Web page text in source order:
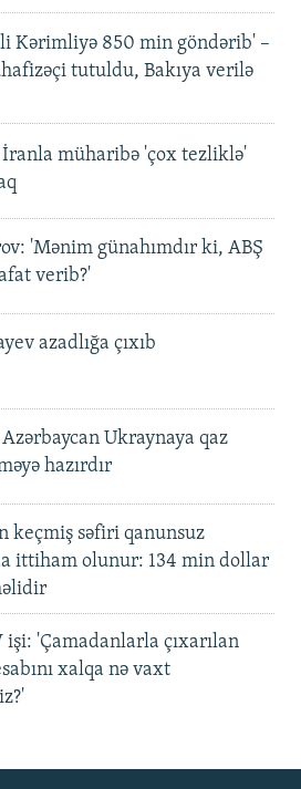
Kərimliyə 850 min göndərib' –
tutuldu, Bakıya verilə
müharibə 'çox tezliklə'
'Mənim günahımdır ki, ABŞ
verib?'
azadlığa çıxıb
Ukraynaya qaz
hazırdır
keçmiş səfiri qanunsuz
ittiham olunur: 134 min dollar
'Çamadanlarla çıxarılan
xalqa nə vaxt